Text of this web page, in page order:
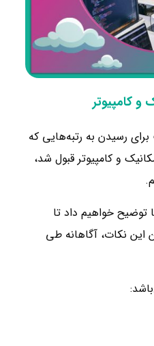
و کامپیوتر
رسیدن به رتبه‌هایی که
و کامپیوتر قبول شد،
توضیح خواهیم داد تا
این نکات، آگاهانه طی